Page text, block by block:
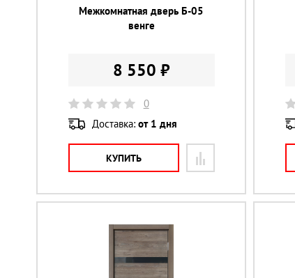
Межкомнатная дверь Б-05
венге
8 550 ₽
0
Доставка: от 1 дня
КУПИТЬ